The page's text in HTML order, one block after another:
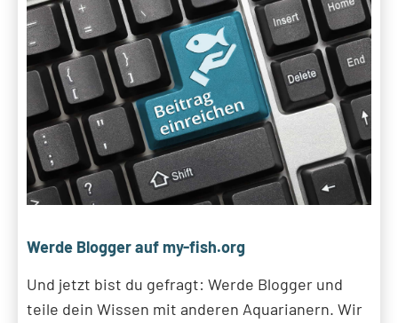
Werde Blogger auf my-fish.org
Und jetzt bist du gefragt: Werde Blogger und
teile dein Wissen mit anderen Aquarianern. Wir